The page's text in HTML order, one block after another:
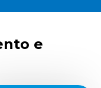
e